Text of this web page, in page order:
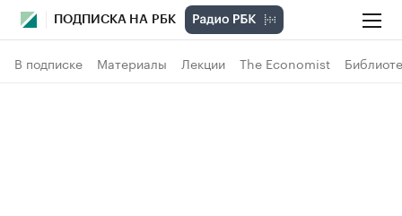
ПОДПИСКА НА РБК
В подписке Материалы Лекции The Economist